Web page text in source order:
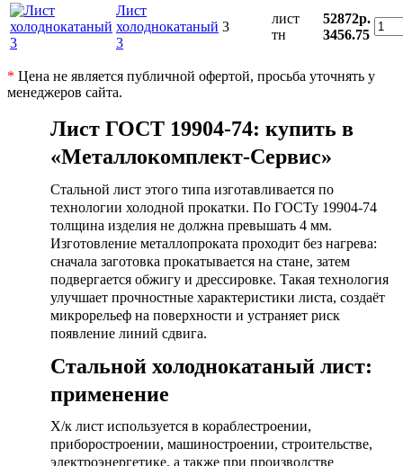
Лист
холоднокатаный
3
3
лист
тн
52872р.
3456.75
* Цена не является публичной офертой, просьба уточнять у
менеджеров сайта.
Лист ГОСТ 19904-74: купить в
«Металлокомплект-Сервис»
Стальной лист этого типа изготавливается по
технологии холодной прокатки. По ГОСТу 19904-74
толщина изделия не должна превышать 4 мм.
Изготовление металлопроката проходит без нагрева:
сначала заготовка прокатывается на стане, затем
подвергается обжигу и дрессировке. Такая технология
улучшает прочностные характеристики листа, создаёт
микрорельеф на поверхности и устраняет риск
появление линий сдвига.
Стальной холоднокатаный лист:
применение
Х/к лист используется в кораблестроении,
приборостроении, машиностроении, строительстве,
электроэнергетике, а также при производстве